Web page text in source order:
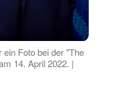
Foto bei der "The
14. April 2022. |